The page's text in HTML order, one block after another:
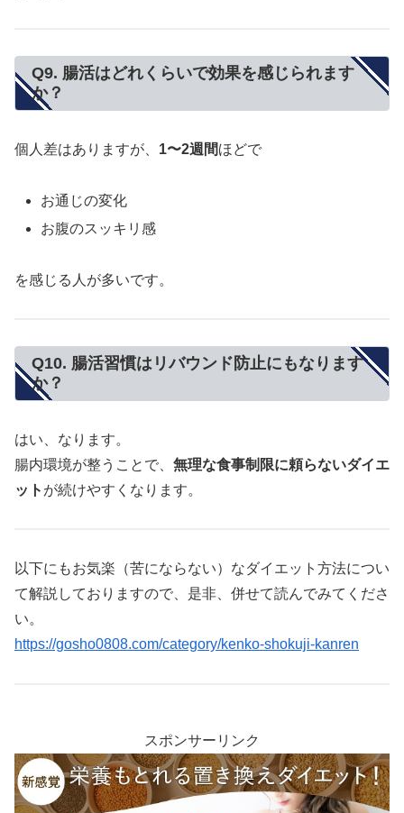
Q9. 腸活はどれくらいで効果を感じられます
か？
個人差はありますが、 1〜2週間ほどで
お通じの変化
お腹のスッキリ感
を感じる人が多いです。
Q10. 腸活習慣はリバウンド防止にもなります
か？
はい、なります。
腸内環境が整うことで、 無理な食事制限に頼らないダイエ
ット が続けやすくなります。
以下にもお気楽（苦にならない）なダイエット方法につい
て解説しておりますので、是非、併せて読んでみてくださ
い。
https://gosho0808.com/category/kenko-shokuji-kanren
スポンサーリンク